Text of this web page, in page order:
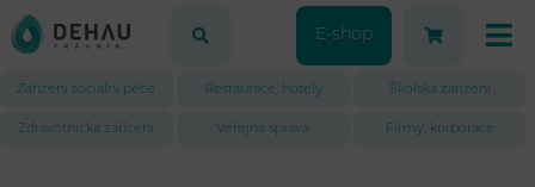
E-shop
Zařízení sociální péče Restaurace, hotely Školská zařízení
Zdravotnická zařízení Veřejná správa Firmy, korporace